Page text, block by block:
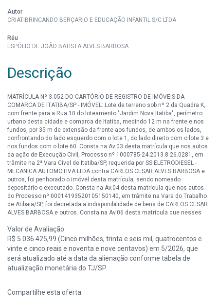
Autor
CRIATIBRINCANDO BERÇARIO E EDUCAÇÃO INFANTIL S/C LTDA
Réu
ESPÓLIO DE JOÃO BATISTA ALVES BARBOSA
Descrição
MATRÍCULA Nº 3.052 DO CARTÓRIO DE REGISTRO DE IMÓVEIS DA
COMARCA DE ITATIBA/SP - IMÓVEL: Lote de terreno sob nº 2 da Quadra K,
com frente para a Rua 10 do loteamento "Jardim Nova Itatiba", perímetro
urbano desta cidade e comarca de Itatiba, medindo 12 m na frente e nos
fundos, por 35 m de extensão da frente aos fundos, de ambos os lados,
confrontando do lado esquerdo com o lote 1, do lado direito com o lote 3 e
nos fundos com o lote 60. Consta na Av.03 desta matrícula que nos autos
da ação de Execução Civil, Processo nº 1000785-24.2013.8.26.0281, em
trâmite na 2ª Vara Cível de Itatiba/SP, requerida por SS ELETRODIESEL -
MECANICA AUTOMOTIVA LTDA contra CARLOS CESAR ALVES BARBOSA e
outros, foi penhorado o imóvel desta matrícula, sendo nomeado
depositário o executado. Consta na Av.04 desta matrícula que nos autos
do Processo nº 00014193520105150140, em trâmite na Vara do Trabalho
de Atibaia/SP, foi decretada a indisponibilidade de bens de CARLOS CESAR
ALVES BARBOSA e outros. Consta na Av.06 desta matrícula que nesses
CORCELLI ALVES BARBOSA.
MATRÍCULA Nº 3.053 DO CARTÓRIO DE REGISTRO DE IMÓVEIS DA
COMARCA DE ITATIBA/SP - IMÓVEL: Lote de terreno sob nº 3 da quadra K,
com frente para a Rua 10, no loteamento "Jardim Nova Itatiba", perímetro
urbano desta cidade e comarca de Itatiba, medindo 12 m na frente e nos
nos fundos com o lote 59. Consta na Av.04 desta matrícula que nos autos
Valor de Avaliação
R$ 5.036.425,99 (Cinco milhões, trinta e seis mil, quatrocentos e
vinte e cinco reais e noventa e nove centavos) em 5/2026, que
será atualizado até a data da alienação conforme tabela de
atualização monetária do TJ/SP.
Compartilhe esta oferta: